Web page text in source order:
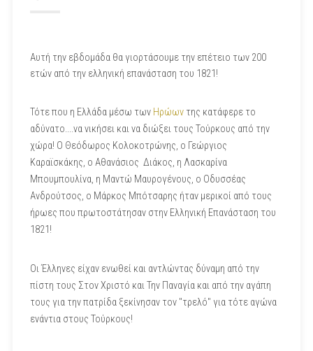
Αυτή την εβδομάδα θα γιορτάσουμε την επέτειο των 200
ετών από την ελληνική επανάσταση του 1821!
Τότε που η Ελλάδα μέσω των Ηρώωντης κατάφερε το
αδύνατο....να νικήσει και να διώξει τους Τούρκους από την
χώρα! Ο Θεόδωρος Κολοκοτρώνης, ο Γεώργιος
Καραϊσκάκης, ο Αθανάσιος Διάκος, η Λασκαρίνα
Μπουμπουλίνα, η Μαντώ Μαυρογένους, ο Οδυσσέας
Ανδρούτσος, ο Μάρκος Μπότσαρης ήταν μερικοί από τους
ήρωες που πρωτοστάτησαν στην Ελληνική Επανάσταση του
1821!
Οι Έλληνες είχαν ενωθεί και αντλώντας δύναμη από την
πίστη τους Στον Χριστό και Την Παναγία και από την αγάπη
τους για την πατρίδα ξεκίνησαν τον "τρελό" για τότε αγώνα
ενάντια στους Τούρκους!